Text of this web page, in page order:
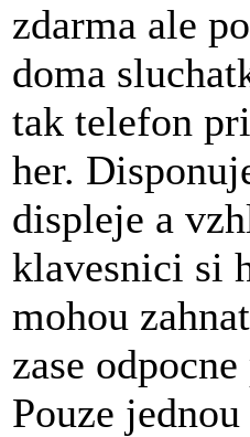
zdarma ale
doma
tak telefon
her.
displeje a
klavesnici si
mohou
zase
Pouze